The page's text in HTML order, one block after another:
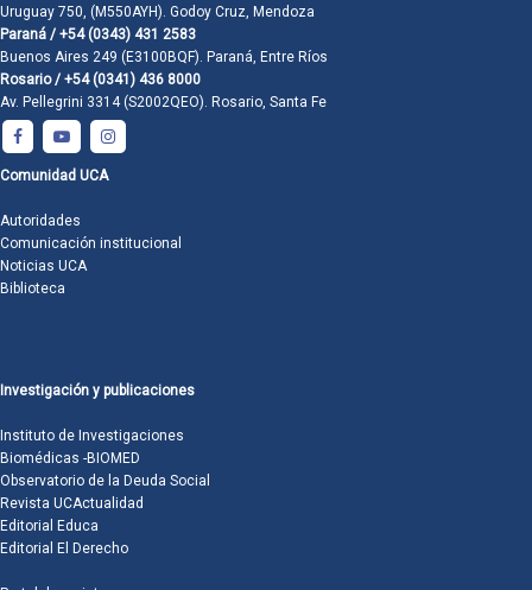
Uruguay 750, (M550AYH). Godoy Cruz, Mendoza
Paraná / +54 (0343) 431 2583
Buenos Aires 249 (E3100BQF). Paraná, Entre Ríos
Rosario / +54 (0341) 436 8000
Av. Pellegrini 3314 (S2002QEO). Rosario, Santa Fe
Comunidad UCA
Autoridades
Comunicación institucional
Noticias UCA
Biblioteca
Investigación y publicaciones
Instituto de Investigaciones
Biomédicas -BIOMED
Observatorio de la Deuda Social
Revista UCActualidad
Editorial Educa
Editorial El Derecho